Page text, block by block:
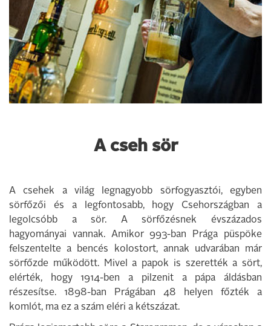
A cseh sör
A csehek a világ legnagyobb sörfogyasztói, egyben
sörfőzői és a legfontosabb, hogy Csehországban a
legolcsóbb a sör. A sörfőzésnek évszázados
hagyományai vannak. Amikor 993-ban Prága püspöke
felszentelte a bencés kolostort, annak udvarában már
sörfőzde működött. Mivel a papok is szerették a sört,
elérték, hogy 1914-ben a pilzenit a pápa áldásban
részesítse. 1898-ban Prágában 48 helyen főzték a
komlót, ma ez a szám eléri a kétszázat.